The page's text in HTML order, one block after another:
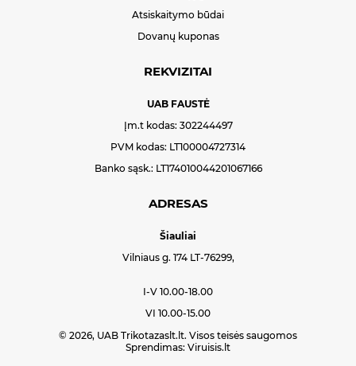
Atsiskaitymo būdai
Dovanų kuponas
REKVIZITAI
UAB FAUSTĖ
Įm.t kodas: 302244497
PVM kodas: LT100004727314
Banko sąsk.: LT174010044201067166
ADRESAS
Šiauliai
Vilniaus g. 174 LT-76299,
I-V 10.00-18.00
VI 10.00-15.00
© 2026, UAB Trikotazaslt.lt. Visos teisės saugomos
Sprendimas: Viruisis.lt